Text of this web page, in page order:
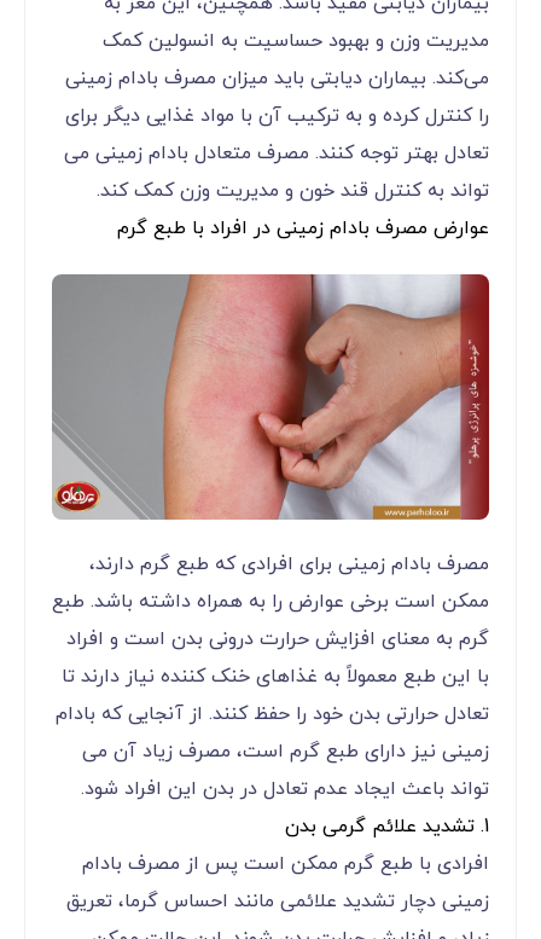
مدیریت وزن و بهبود حساسیت به انسولین کمک
می‌کند. بیماران دیابتی باید میزان مصرف بادام زمینی
را کنترل کرده و به ترکیب آن با مواد غذایی دیگر برای
تعادل بهتر توجه کنند. مصرف متعادل بادام زمینی می‌
تواند به کنترل قند خون و مدیریت وزن کمک کند.
عوارض مصرف بادام زمینی در افراد با طبع گرم
مصرف بادام زمینی برای افرادی که طبع گرم دارند،
ممکن است برخی عوارض را به همراه داشته باشد. طبع
گرم به معنای افزایش حرارت درونی بدن است و افراد
با این طبع معمولاً به غذاهای خنک‌ کننده نیاز دارند تا
تعادل حرارتی بدن خود را حفظ کنند. از آنجایی که بادام
زمینی نیز دارای طبع گرم است، مصرف زیاد آن می
‌تواند باعث ایجاد عدم تعادل در بدن این افراد شود.
1. تشدید علائم گرمی بدن
افرادی با طبع گرم ممکن است پس از مصرف بادام
زمینی دچار تشدید علائمی مانند احساس گرما، تعریق